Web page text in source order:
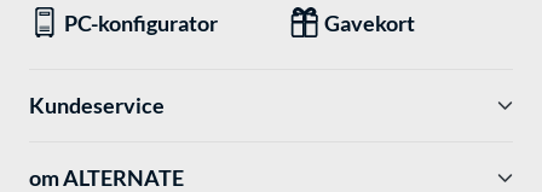
PC-konfigurator
Gavekort
Kundeservice
om ALTERNATE